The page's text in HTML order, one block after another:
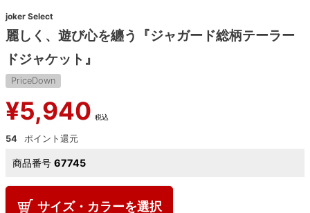
joker Select
麗しく、遊び心を纏う『ジャガード総柄テーラー
ドジャケット』
PriceDown
¥5,940 税込
54
商品番号 67745
サイズ・カラーを選択